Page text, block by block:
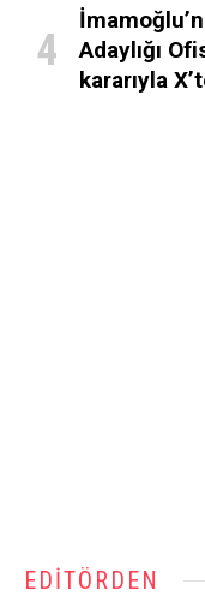
Adaylığı
kararıyla
EDITÖRDEN